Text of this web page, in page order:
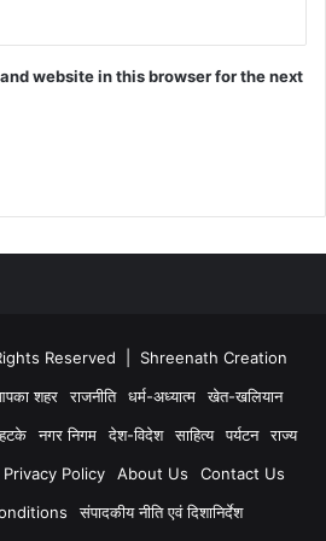
website in this browser for the next
Reserved | Shreenath Creation
शहर राजनीति धर्म-अध्यात्म
खेत-खलियान
नगर निगम देश-विदेश साहित्य पर्यटन
राज्य
Privacy Policy About Us
Contact Us
संपादकीय नीति एवं दिशानिर्देश